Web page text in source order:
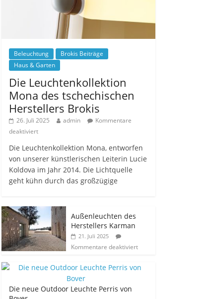
Beleuchtung
Brokis Beiträge
Haus & Garten
Die Leuchtenkollektion
Mona des tschechischen
Herstellers Brokis
26. Juli 2025 admin
Kommentare
deaktiviert
Die Leuchtenkollektion Mona, entworfen
von unserer künstlerischen Leiterin Lucie
Koldova im Jahr 2014. Die Lichtquelle
geht kühn durch das großzügige
Außenleuchten des
Herstellers Karman
21. Juli 2025
Kommentare deaktiviert
Die neue Outdoor Leuchte Perris von